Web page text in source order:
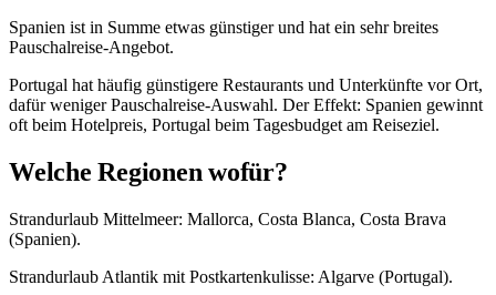
Spanien ist in Summe etwas günstiger und hat ein sehr breites
Pauschalreise-Angebot.
Portugal hat häufig günstigere Restaurants und Unterkünfte vor Ort,
dafür weniger Pauschalreise-Auswahl. Der Effekt: Spanien gewinnt
oft beim Hotelpreis, Portugal beim Tagesbudget am Reiseziel.
Welche Regionen wofür?
Strandurlaub Mittelmeer: Mallorca, Costa Blanca, Costa Brava
(Spanien).
Strandurlaub Atlantik mit Postkartenkulisse: Algarve (Portugal).